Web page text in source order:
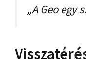
„A Geo egy